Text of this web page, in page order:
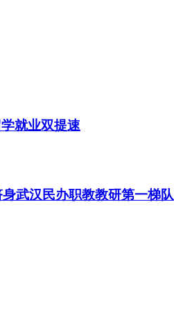
就业双提速
武汉民办职教教研第一梯队